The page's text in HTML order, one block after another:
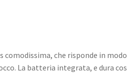
comodissima, che risponde in modo
La batteria integrata, e dura cos